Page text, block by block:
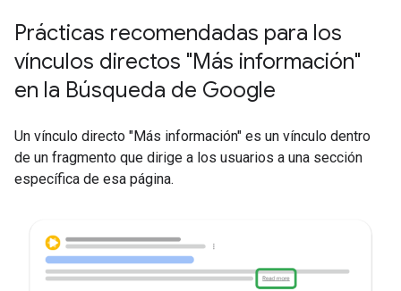
Prácticas recomendadas para los
vínculos directos "Más información"
en la Búsqueda de Google
Un vínculo directo "Más información" es un vínculo dentro
de un fragmento que dirige a los usuarios a una sección
específica de esa página.